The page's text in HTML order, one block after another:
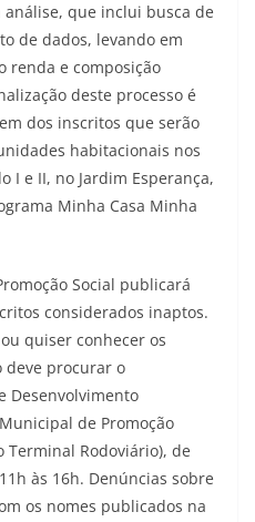
que inclui busca de
de dados, levando em
renda e composição
deste processo é
dos inscritos que serão
habitacionais nos
I e II, no Jardim Esperança,
Minha Casa Minha
Social publicará
considerados inaptos.
quiser conhecer os
deve procurar o
Desenvolvimento
de Promoção
Terminal Rodoviário), de
às 16h. Denúncias sobre
os nomes publicados na